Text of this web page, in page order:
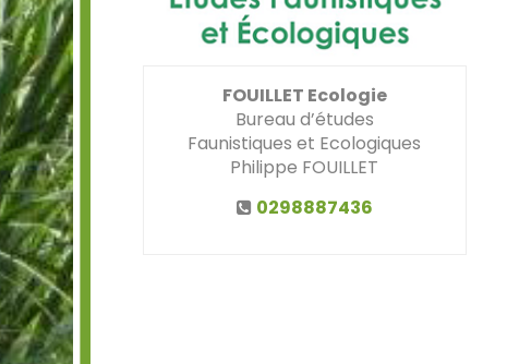
FOUILLET Ecologie
Bureau d’études
Faunistiques et Ecologiques
Philippe FOUILLET
0298887436